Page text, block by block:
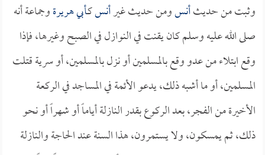
وثبت من حديثأنسومن حديث غيرأنسكـأبي هريرةوجماعة أنه
صلى الله عليه وسلم كان يقنت في النوازل في الصبح وغيرها، فإذا
وقع ابتلاء من عدو وقع بالمسلمين أو نزل بالمسلمين، أو سرية قتلت
المسلمين، أو ما أشبه ذلك، يدعو الأئمة في المساجد في الركعة
الأخيرة من الفجر، بعد الركوع بقدر النازلة أياماً أو شهراً أو نحو
ذلك، ثم يمسكون، ولا يستمرون، هذا السنة عند الحاجة والنازلة